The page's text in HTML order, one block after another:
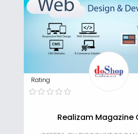
Rating
Realizam Magazine